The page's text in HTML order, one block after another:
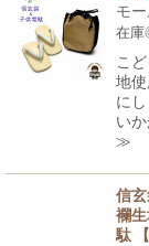
モ
在
こ
地
に
い
≫
信
襴
駄